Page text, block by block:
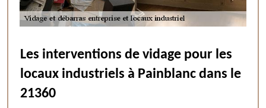
Les interventions de vidage pour les
locaux industriels à Painblanc dans le
21360